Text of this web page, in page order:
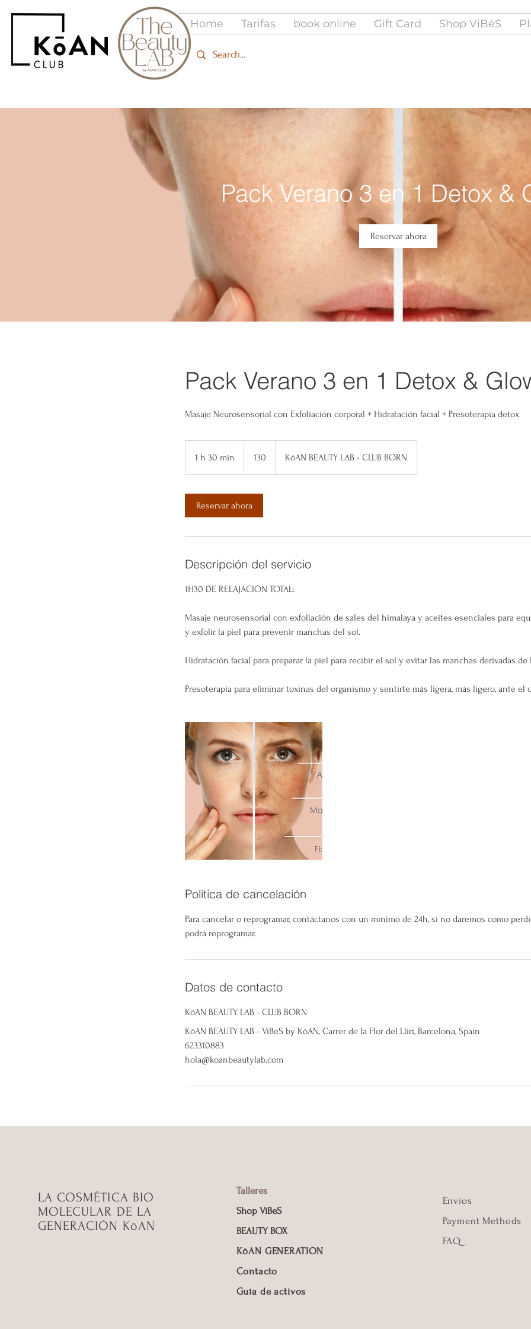
Home Tarifas book online Gift Card Shop ViBėS
Pack Verano 3 en 1 Detox &
Reservar ahora
Pack Verano 3 en 1 Detox &
Masaje Neurosensorial con Exfoliación corporal + Hidratación facial + Presoterapia detox
1 h 30 min
0
n
130 KōAN BEAUTY LAB - CLUB BORN
Reservar ahora
Descripción del servicio
1H30 DE RELAJACIÓN TOTAL:
Masaje neurosensorial con exfoliación de sales del himalaya y aceites esenciales para
y exfolir la piel para prevenir manchas del sol.
Hidratación facial para preparar la piel para recibir el sol y evitar las manchas derivadas
Presoterapia para eliminar toxinas del organismo y sentirte más ligera, más ligero, ante el
Política de cancelación
Para cancelar o reprogramar, contáctanos con un mínimo de 24h, si no daremos como
podrá reprogramar.
Datos de contacto
KōAN BEAUTY LAB - CLUB BORN
KōAN BEAUTY LAB - ViBėS by KōAN, Carrer de la Flor del Lliri, Barcelona, Spain
623310883
hola@koanbeautylab.com
LA COSMÉTICA BIO
MOLECULAR DE LA
GENERACIÓN KōAN
Talleres
Shop ViBeS
BEAUTY BOX
KōAN GENERATION
Contacto
Guía de activos
Envíos
Payment Methods
FAQ